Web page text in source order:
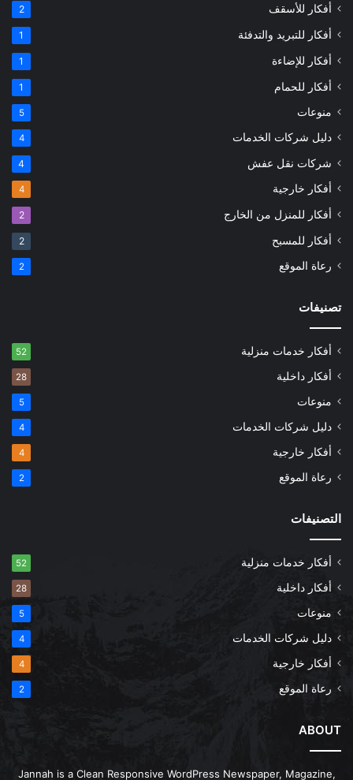
أفكار للأسقف 2
أفكار للتبريد والتدفئة 1
أفكار للإضاءة 1
أفكار للحمام 1
منوعات 5
دليل شركات الخدمات 4
شركات نقل عفش 4
أفكار خارجية 4
أفكار للمنزل من الخارج 2
أفكار للمسبح 2
رعاة الموقع 2
تصنيفات
أفكار خدمات منزلية 52
أفكار داخلية 28
منوعات 5
دليل شركات الخدمات 4
أفكار خارجية 4
رعاة الموقع 2
التصنيفات
أفكار خدمات منزلية 52
أفكار داخلية 28
منوعات 5
دليل شركات الخدمات 4
أفكار خارجية 4
رعاة الموقع 2
ABOUT
Jannah is a Clean Responsive WordPress Newspaper, Magazine,